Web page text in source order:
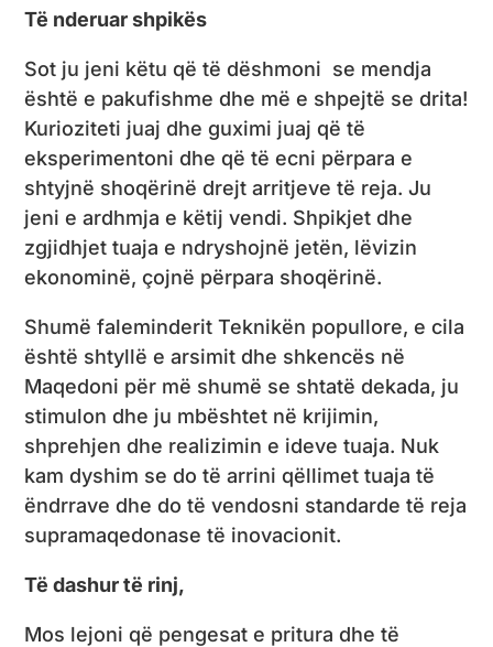
Të nderuar shpikës
Sot ju jeni këtu që të dëshmoni se mendja
është e pakufishme dhe më e shpejtë se drita!
Kurioziteti juaj dhe guximi juaj që të
eksperimentoni dhe që të ecni përpara e
shtyjnë shoqërinë drejt arritjeve të reja. Ju
jeni e ardhmja e këtij vendi. Shpikjet dhe
zgjidhjet tuaja e ndryshojnë jetën, lëvizin
ekonominë, çojnë përpara shoqërinë.
Shumë faleminderit Teknikën popullore, e cila
është shtyllë e arsimit dhe shkencës në
Maqedoni për më shumë se shtatë dekada, ju
stimulon dhe ju mbështet në krijimin,
shprehjen dhe realizimin e ideve tuaja. Nuk
kam dyshim se do të arrini qëllimet tuaja të
ëndrrave dhe do të vendosni standarde të reja
supramaqedonase të inovacionit.
Të dashur të rinj,
Mos lejoni që pengesat e pritura dhe të